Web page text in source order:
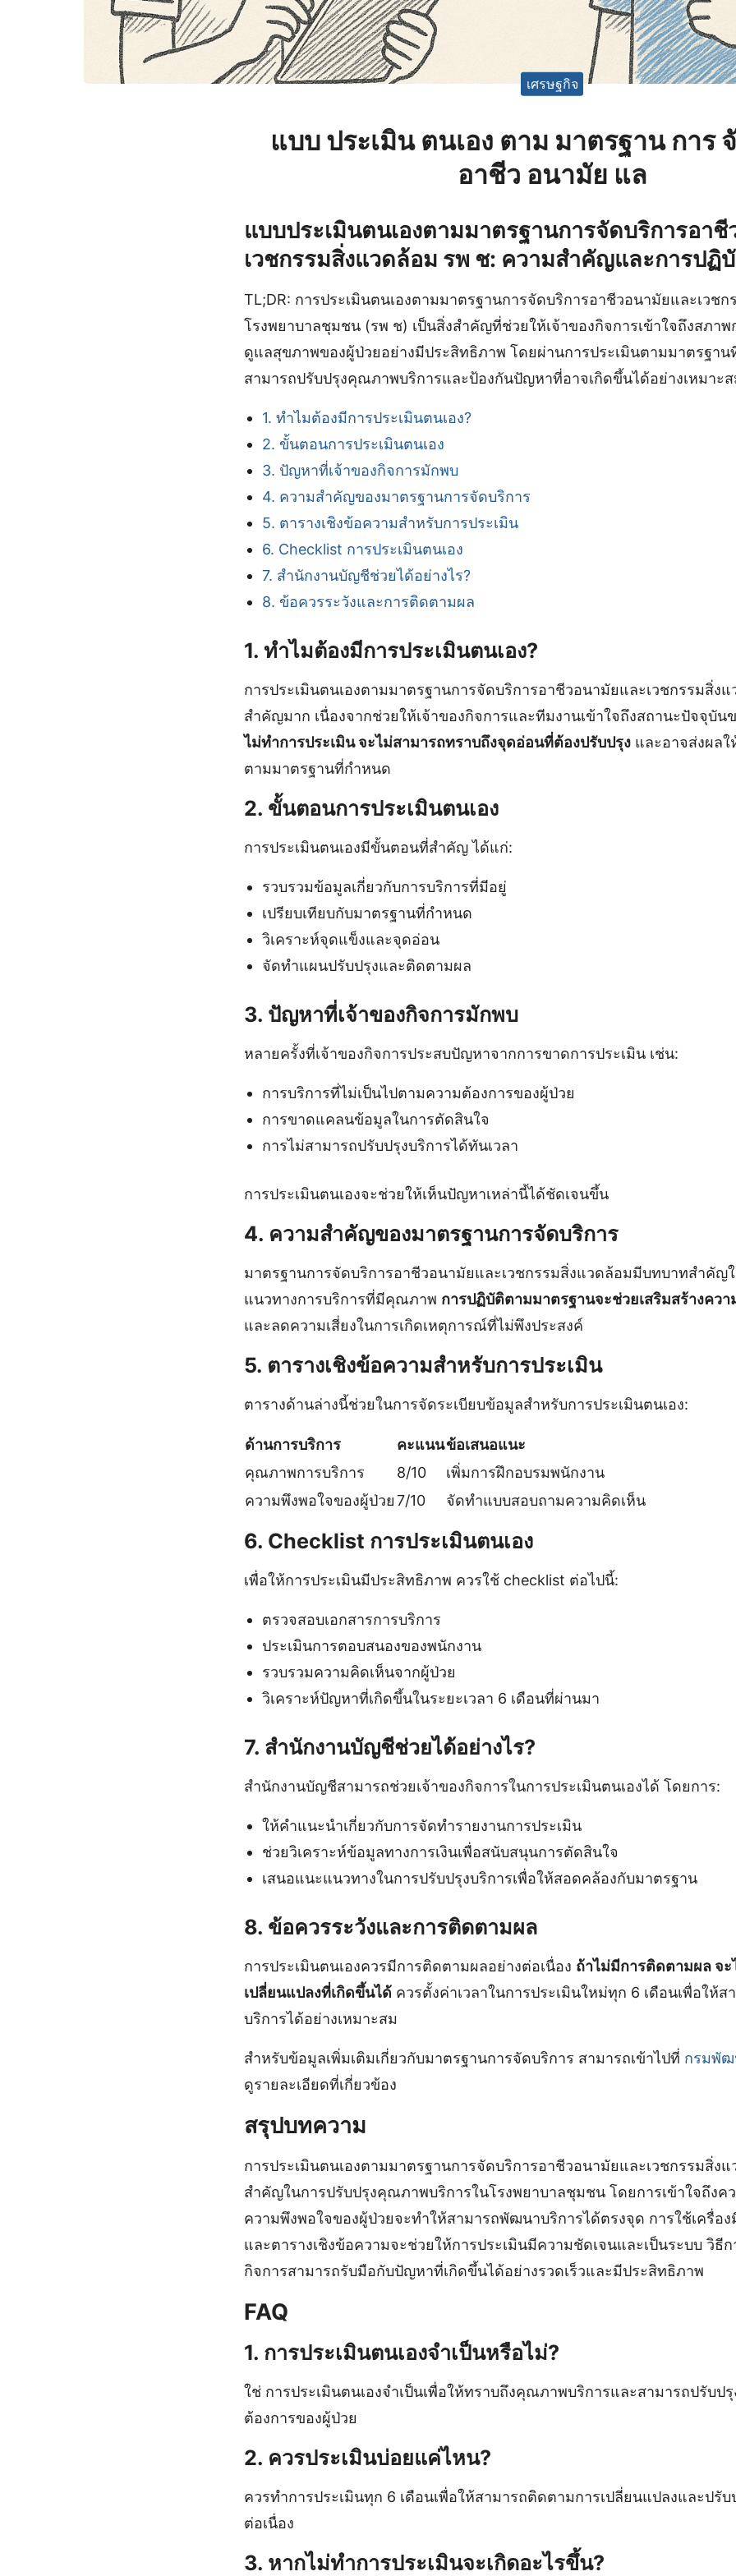
เศรษฐกิจ
แบบ ประเมิน ตนเอง ตาม มาตรฐาน การ
อาชีว อนามัย แล
แบบประเมินตนเองตามมาตรฐานการจัดบริการอา
เวชกรรมสิ่งแวดล้อม รพ ช: ความสำคัญและการปฏิ
TL;DR: การประเมินตนเองตามมาตรฐานการจัดบริการอาชีวอนามัยและเวช
โรงพยาบาลชุมชน (รพ ช) เป็นสิ่งสำคัญที่ช่วยให้เจ้าของกิจการเข้าใจถึงสภาพ
ดูแลสุขภาพของผู้ป่วยอย่างมีประสิทธิภาพ โดยผ่านการประเมินตามมาตรฐาน
สามารถปรับปรุงคุณภาพบริการและป้องกันปัญหาที่อาจเกิดขึ้นได้อย่างเหมาะ
1. ทำไมต้องมีการประเมินตนเอง?
2. ขั้นตอนการประเมินตนเอง
3. ปัญหาที่เจ้าของกิจการมักพบ
4. ความสำคัญของมาตรฐานการจัดบริการ
5. ตารางเชิงข้อความสำหรับการประเมิน
6. Checklist การประเมินตนเอง
7. สำนักงานบัญชีช่วยได้อย่างไร?
8. ข้อควรระวังและการติดตามผล
1. ทำไมต้องมีการประเมินตนเอง?
การประเมินตนเองตามมาตรฐานการจัดบริการอาชีวอนามัยและเวชกรรมสิ่ง
สำคัญมาก เนื่องจากช่วยให้เจ้าของกิจการและทีมงานเข้าใจถึงสถานะปัจจุบัน
ไม่ทำการประเมิน จะไม่สามารถทราบถึงจุดอ่อนที่ต้องปรับปรุง และอาจส่งผลใ
ตามมาตรฐานที่กำหนด
2. ขั้นตอนการประเมินตนเอง
การประเมินตนเองมีขั้นตอนที่สำคัญ ได้แก่:
รวบรวมข้อมูลเกี่ยวกับการบริการที่มีอยู่
เปรียบเทียบกับมาตรฐานที่กำหนด
วิเคราะห์จุดแข็งและจุดอ่อน
จัดทำแผนปรับปรุงและติดตามผล
3. ปัญหาที่เจ้าของกิจการมักพบ
หลายครั้งที่เจ้าของกิจการประสบปัญหาจากการขาดการประเมิน เช่น:
การบริการที่ไม่เป็นไปตามความต้องการของผู้ป่วย
การขาดแคลนข้อมูลในการตัดสินใจ
การไม่สามารถปรับปรุงบริการได้ทันเวลา
การประเมินตนเองจะช่วยให้เห็นปัญหาเหล่านี้ได้ชัดเจนขึ้น
4. ความสำคัญของมาตรฐานการจัดบริการ
มาตรฐานการจัดบริการอาชีวอนามัยและเวชกรรมสิ่งแวดล้อมมีบทบาทสำคัญ
แนวทางการบริการที่มีคุณภาพ การปฏิบัติตามมาตรฐานจะช่วยเสริมสร้างคว
และลดความเสี่ยงในการเกิดเหตุการณ์ที่ไม่พึงประสงค์
5. ตารางเชิงข้อความสำหรับการประเมิน
ตารางด้านล่างนี้ช่วยในการจัดระเบียบข้อมูลสำหรับการประเมินตนเอง:
ด้านการบริการ คะแนนข้อเสนอแนะ
คุณภาพการบริการ
8/10
เพิ่มการฝึกอบรมพนักงาน
ความพึงพอใจของผู้ป่วย7/10 จัดทำแบบสอบถามความคิดเห็น
6. Checklist การประเมินตนเอง
เพื่อให้การประเมินมีประสิทธิภาพ ควรใช้ checklist ต่อไปนี้:
ตรวจสอบเอกสารการบริการ
ประเมินการตอบสนองของพนักงาน
รวบรวมความคิดเห็นจากผู้ป่วย
วิเคราะห์ปัญหาที่เกิดขึ้นในระยะเวลา 6 เดือนที่ผ่านมา
7. สำนักงานบัญชีช่วยได้อย่างไร?
สำนักงานบัญชีสามารถช่วยเจ้าของกิจการในการประเมินตนเองได้ โดยการ:
ให้คำแนะนำเกี่ยวกับการจัดทำรายงานการประเมิน
ช่วยวิเคราะห์ข้อมูลทางการเงินเพื่อสนับสนุนการตัดสินใจ
เสนอแนะแนวทางในการปรับปรุงบริการเพื่อให้สอดคล้องกับมาตรฐาน
8. ข้อควรระวังและการติดตามผล
การประเมินตนเองควรมีการติดตามผลอย่างต่อเนื่อง ถ้าไม่มีการติดตามผล จะ
เปลี่ยนแปลงที่เกิดขึ้นได้ ควรตั้งค่าเวลาในการประเมินใหม่ทุก 6 เดือนเพื่อให้ส
บริการได้อย่างเหมาะสม
สำหรับข้อมูลเพิ่มเติมเกี่ยวกับมาตรฐานการจัดบริการ สามารถเข้าไปที่ กรมพัฒ
ดูรายละเอียดที่เกี่ยวข้อง
สรุปบทความ
การประเมินตนเองตามมาตรฐานการจัดบริการอาชีวอนามัยและเวชกรรมสิ่ง
สำคัญในการปรับปรุงคุณภาพบริการในโรงพยาบาลชุมชน โดยการเข้าใจถึงค
ความพึงพอใจของผู้ป่วยจะทำให้สามารถพัฒนาบริการได้ตรงจุด การใช้เครื่อ
และตารางเชิงข้อความจะช่วยให้การประเมินมีความชัดเจนและเป็นระบบ วิธี
กิจการสามารถรับมือกับปัญหาที่เกิดขึ้นได้อย่างรวดเร็วและมีประสิทธิภาพ
FAQ
1. การประเมินตนเองจำเป็นหรือไม่?
ใช่ การประเมินตนเองจำเป็นเพื่อให้ทราบถึงคุณภาพบริการและสามารถปรับป
ต้องการของผู้ป่วย
2. ควรประเมินบ่อยแค่ไหน?
ควรทำการประเมินทุก 6 เดือนเพื่อให้สามารถติดตามการเปลี่ยนแปลงและปรับ
ต่อเนื่อง
3. หากไม่ทำการประเมินจะเกิดอะไรขึ้น?